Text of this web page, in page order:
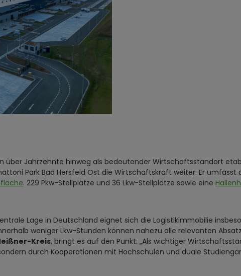
über Jahrzehnte hinweg als bedeutender Wirtschaftsstandort
Park Bad Hersfeld Ost die Wirtschaftskraft weiter: Er umfasst
. 229 Pkw-Stellplätze und 36 Lkw-Stellplätze sowie eine
Lage in Deutschland eignet sich die Logistikimmobilie
weniger Lkw-Stunden können nahezu alle relevanten
Kreis, bringt es auf den Punkt: „Als wichtiger
durch Kooperationen mit Hochschulen und duale